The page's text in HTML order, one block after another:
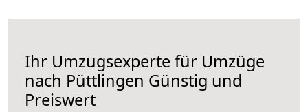
Ihr Umzugsexperte für Umzüge
nach Püttlingen Günstig und
Preiswert